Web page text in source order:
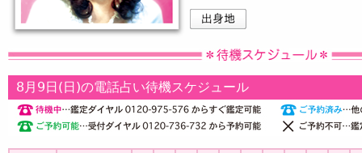
8月9日(日)の電話占い待機スケジュール